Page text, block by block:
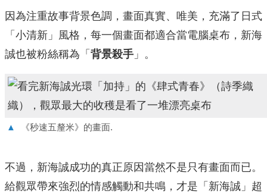
因為注重故事背景色調，畫面真實、唯美，充滿了日式
「小清新」風格，每一個畫面都適合當電腦桌布，新海
誠也被粉絲稱為「 背景殺手 」。
▲ 《秒速五釐米》的畫面.
不過，新海誠成功的真正原因當然不是只有畫面而已。
給觀眾帶來強烈的情感觸動和共鳴，才是「新海誠」超